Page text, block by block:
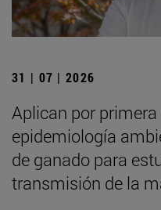
31 | 07 | 2026
Aplican por
epidemiología
de ganado para
transmisión de la